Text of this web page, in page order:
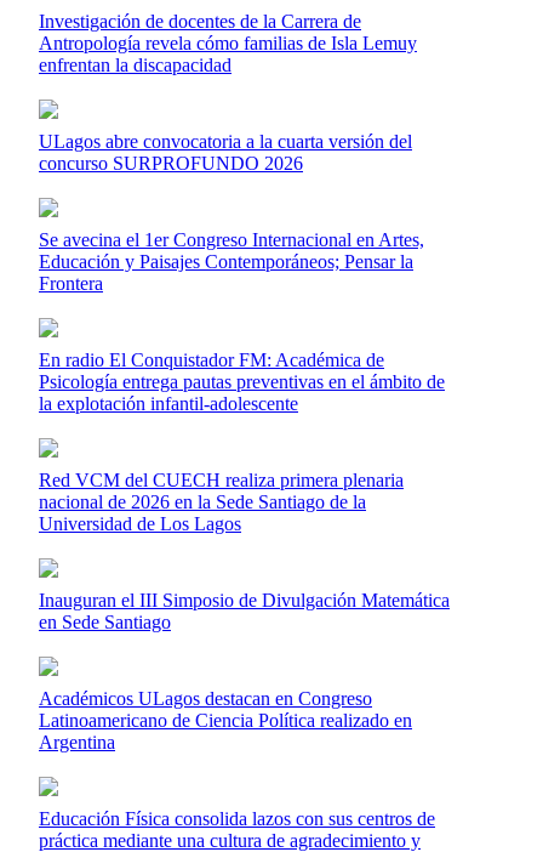
Investigación de docentes de la Carrera de
Antropología revela cómo familias de Isla Lemuy
enfrentan la discapacidad
ULagos abre convocatoria a la cuarta versión del
concurso SURPROFUNDO 2026
Se avecina el 1er Congreso Internacional en Artes,
Educación y Paisajes Contemporáneos; Pensar la
Frontera
En radio El Conquistador FM: Académica de
Psicología entrega pautas preventivas en el ámbito de
la explotación infantil-adolescente
Red VCM del CUECH realiza primera plenaria
nacional de 2026 en la Sede Santiago de la
Universidad de Los Lagos
Inauguran el III Simposio de Divulgación Matemática
en Sede Santiago
Académicos ULagos destacan en Congreso
Latinoamericano de Ciencia Política realizado en
Argentina
Educación Física consolida lazos con sus centros de
práctica mediante una cultura de agradecimiento y